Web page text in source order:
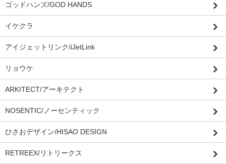
ゴッドハンズ/GOD HANDS
イケクラ
アイジェットリンク/iJetLink
リョウケ
ARKITECT/アーキテクト
NOSENTIC/ノーセンティック
ひさおデザイン/HISAO DESIGN
RETREEX/リトリークス